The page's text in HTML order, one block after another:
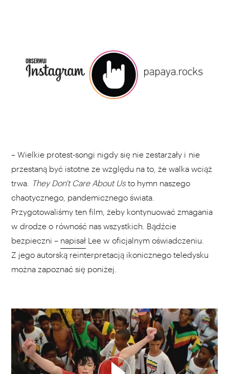
– Wielkie protest-songi nigdy się nie zestarzały i nie
przestaną być istotne ze względu na to, że walka wciąż
trwa.
They Don't Care About Us to hymn naszego
chaotycznego, pandemicznego świata.
Przygotowaliśmy ten film, żeby kontynuować zmagania
w drodze o równość nas wszystkich. Bądźcie
bezpieczni – napisał Lee w oficjalnym oświadczeniu.
Z jego autorską reinterpretacją ikonicznego teledysku
można zapoznać się poniżej.
WYBIERZ SWOJĄ PLAYLISTĘ